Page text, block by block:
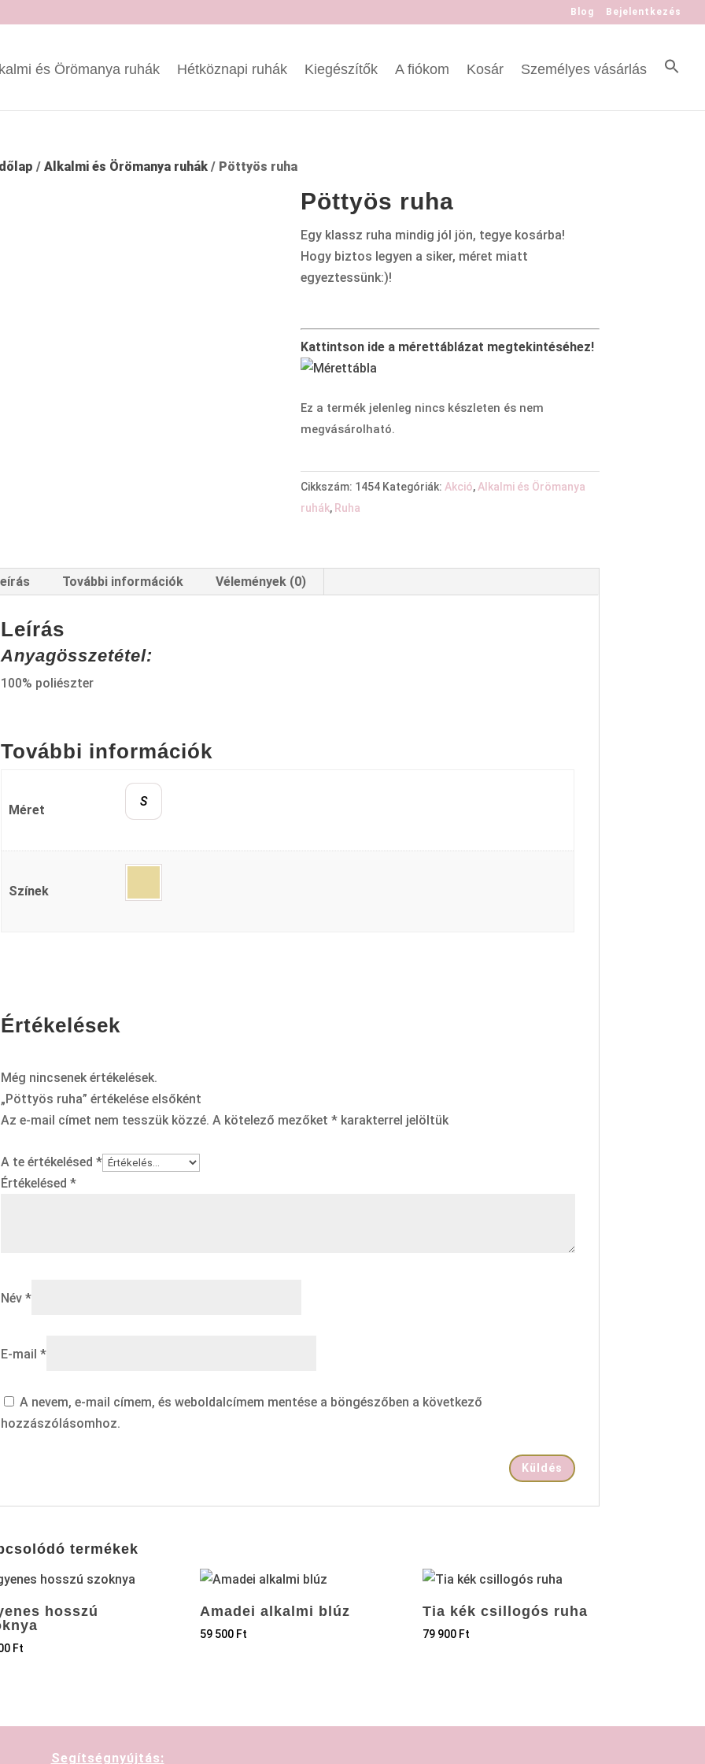
Blog Bejelentkezés
és Örömanya ruhák Hétköznapi ruhák Kiegészítők A fiókom Kosár Személyes vásárlás
/ Alkalmi és Örömanya ruhák/ Pöttyös ruha
Pöttyös ruha
Egy klassz ruha mindig jól jön, tegye kosárba!
Hogy biztos legyen a siker, méret miatt
egyeztessünk:)!
Kattintson ide a mérettáblázat megtekintéséhez!
Ez a termék jelenleg nincs készleten és nem
megvásárolható.
Cikkszám: 1454 Kategóriák: Akció, Alkalmi és Örömanya
ruhák, Ruha
További információk Vélemények (0)
Leírás
Anyagösszetétel:
100% poliészter
További információk
Méret
S
Színek
Értékelések
Még nincsenek értékelések.
„Pöttyös ruha” értékelése elsőként
Az e-mail címet nem tesszük közzé. A kötelező mezőket *karakterrel jelöltük
A te értékelésed *
Értékelésed *
Név *
E-mail *
A nevem, e-mail címem, és weboldalcímem mentése a böngészőben a következő
hozzászólásomhoz.
termékek
hosszú
Ft
Amadei alkalmi blúz
59 500 Ft
Tia kék csillogós ruha
79 900 Ft
Segítségnyújtás: